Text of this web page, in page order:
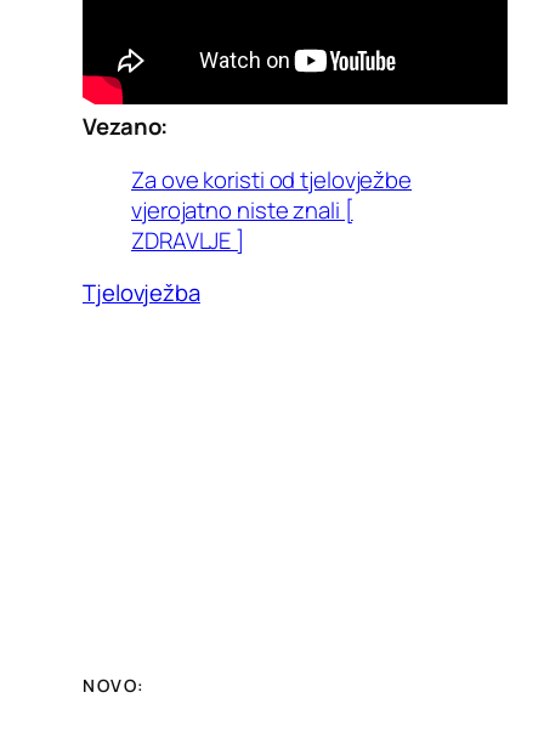
Vezano:
Za ove koristi od tjelovježbe
vjerojatno niste znali [
ZDRAVLJE ]
Tjelovježba
NOVO: